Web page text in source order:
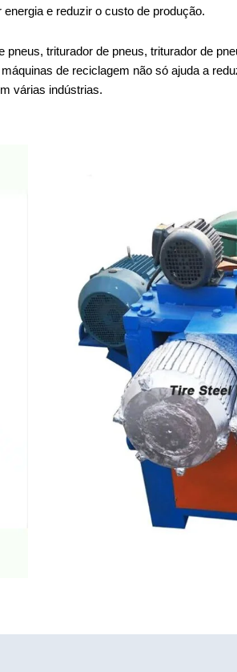
e reduzir o custo de produção.
triturador de pneus, triturador de
de reciclagem não só ajuda a
várias indústrias.